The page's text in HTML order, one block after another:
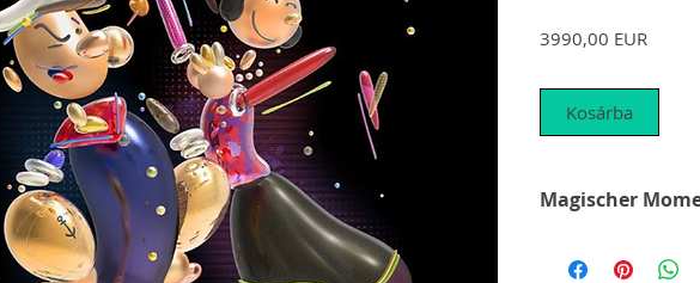
3990,00 EURÁr
Kosárba
Handy oder auch